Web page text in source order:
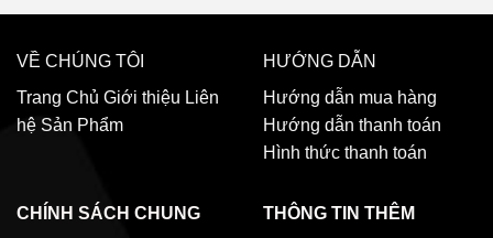
VỀ CHÚNG TÔI
Trang Chủ Giới thiệu Liên
hệ Sản Phẩm
HƯỚNG DẪN
Hướng dẫn mua hàng
Hướng dẫn thanh toán
Hình thức thanh toán
CHÍNH SÁCH CHUNG
THÔNG TIN THÊM